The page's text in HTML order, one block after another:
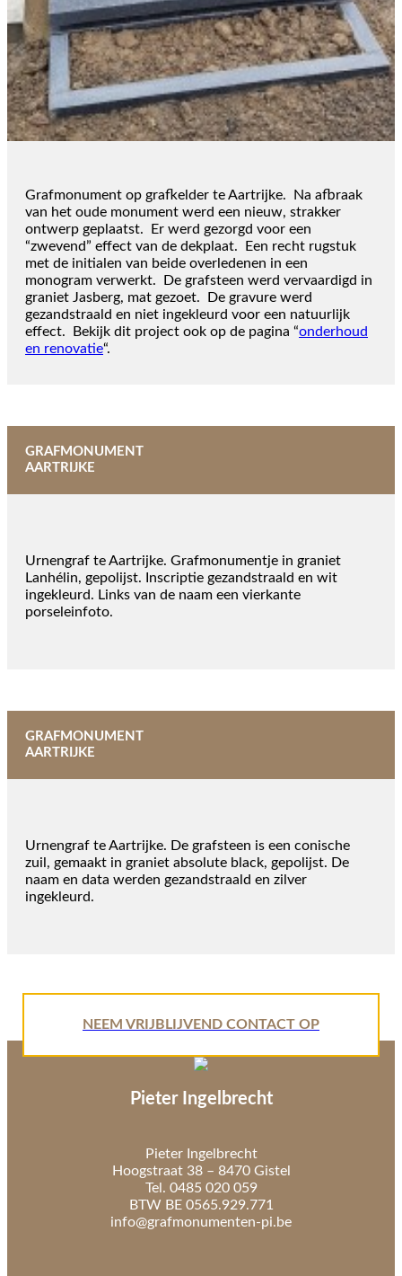
Grafmonument op grafkelder te Aartrijke. Na afbraak
van het oude monument werd een nieuw, strakker
ontwerp geplaatst. Er werd gezorgd voor een
“zwevend” effect van de dekplaat. Een recht rugstuk
met de initialen van beide overledenen in een
monogram verwerkt. De grafsteen werd vervaardigd in
graniet Jasberg, mat gezoet. De gravure werd
gezandstraald en niet ingekleurd voor een natuurlijk
effect. Bekijk dit project ook op de pagina “onderhoud
en renovatie“.
GRAFMONUMENT
AARTRIJKE
Urnengraf te Aartrijke. Grafmonumentje in graniet
Lanhélin, gepolijst. Inscriptie gezandstraald en wit
ingekleurd. Links van de naam een vierkante
porseleinfoto.
GRAFMONUMENT
AARTRIJKE
Urnengraf te Aartrijke. De grafsteen is een conische
zuil, gemaakt in graniet absolute black, gepolijst. De
naam en data werden gezandstraald en zilver
ingekleurd.
NEEM VRIJBLIJVEND CONTACT OP
Pieter Ingelbrecht
Pieter Ingelbrecht
Hoogstraat 38 – 8470 Gistel
Tel. 0485 020 059
BTW BE 0565.929.771
info@grafmonumenten-pi.be